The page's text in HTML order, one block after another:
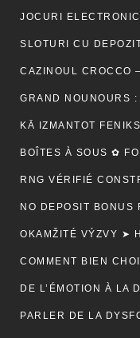
SLOTURI CU
BOÎTES À SOUS ✿
NO DEPOSIT BONUS
OKAMŽITÉ VÝZVY ➤